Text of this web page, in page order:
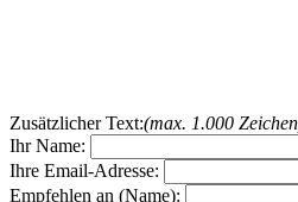
Zusätzlicher Text:(max. 1.000
Ihr Name:
Ihre Email-Adresse:
Empfehlen an (Name):